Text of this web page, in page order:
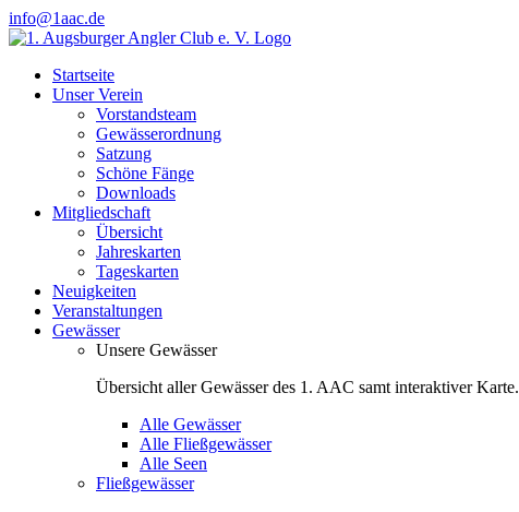
Zum
Inhalt
info@1aac.de
Facebook
Instagram
Startseite
Unser Verein
Vorstandsteam
Gewässerordnung
Satzung
Schöne Fänge
Downloads
Mitgliedschaft
Übersicht
Jahreskarten
Tageskarten
Neuigkeiten
Veranstaltungen
Gewässer
Unsere Gewässer
Übersicht aller Gewässer des 1. AAC samt interaktiver Karte.
Alle Gewässer
Alle Fließgewässer
Alle Seen
Fließgewässer